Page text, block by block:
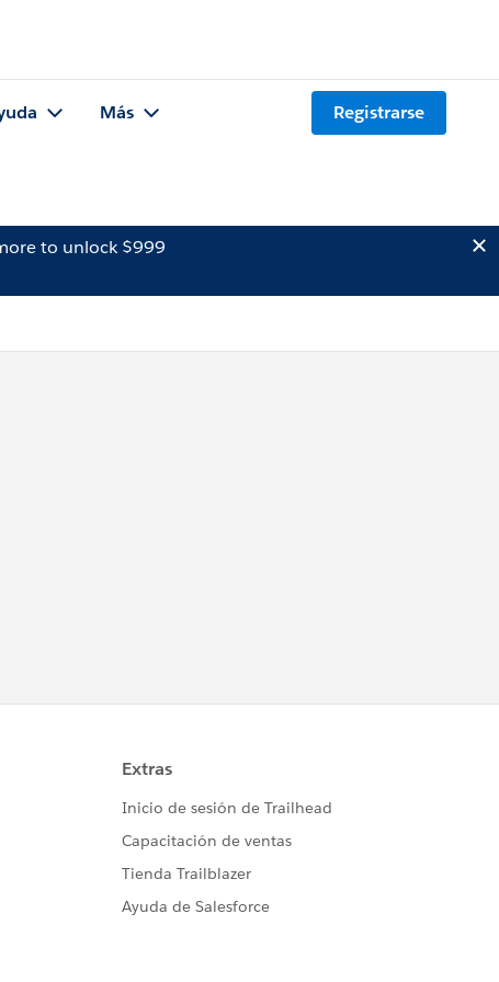
Más Registrarse
to unlock $999